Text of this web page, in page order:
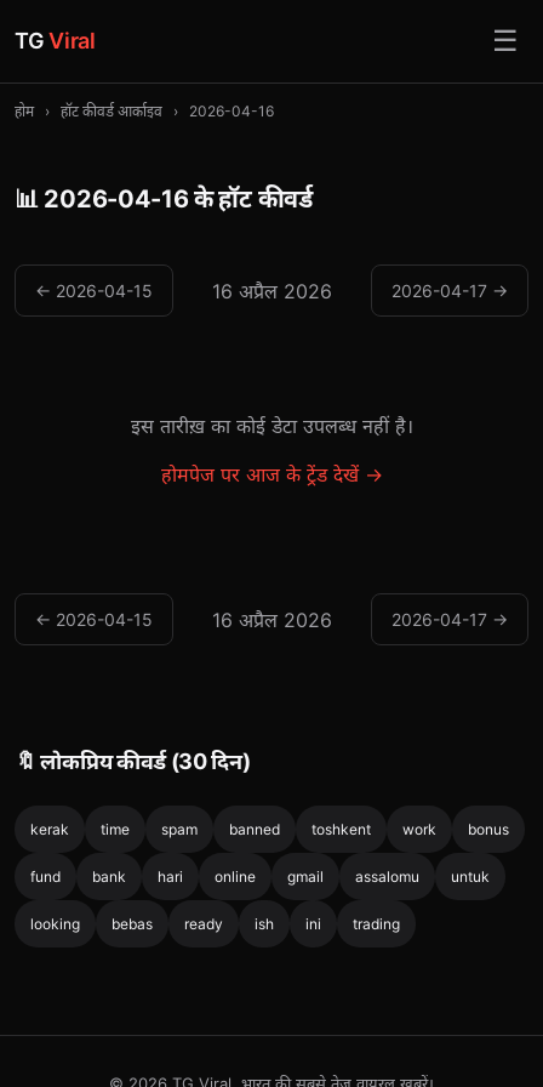
TGViral ☰
होम › हॉट कीवर्ड आर्काइव › 2026-04-16
📊 2026-04-16 के हॉट कीवर्ड
← 2026-04-15 16 अप्रैल 2026 2026-04-17 →
इस तारीख़ का कोई डेटा उपलब्ध नहीं है।
होमपेज पर आज के ट्रेंड देखें →
← 2026-04-15 16 अप्रैल 2026 2026-04-17 →
🔖 लोकप्रिय कीवर्ड (30 दिन)
kerak time spam banned toshkent work bonus
fund bank hari online gmail assalomu untuk
looking bebas ready ish ini trading